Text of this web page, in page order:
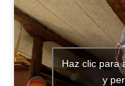
Haz clic para
y